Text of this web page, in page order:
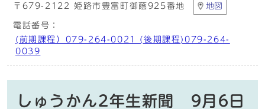
〒679-2122 姫路市豊富町御蔭925番地 地図
電話番号：
(前期課程）079-264-0021 (後期課程)079-264-
0039
しゅうかん2年生新聞 9月6日